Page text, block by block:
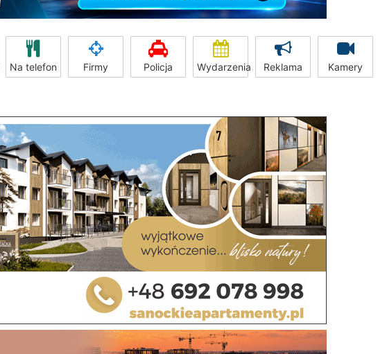
Na telefon Firmy Policja Wydarzenia Reklama Kamery